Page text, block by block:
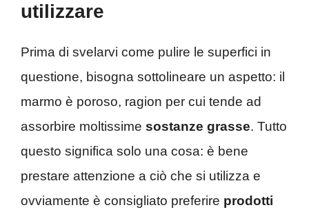
utilizzare
Prima di svelarvi come pulire le superfici in
questione, bisogna sottolineare un aspetto: il
marmo è poroso, ragion per cui tende ad
assorbire moltissime sostanze grasse. Tutto
questo significa solo una cosa: è bene
prestare attenzione a ciò che si utilizza e
ovviamente è consigliato preferire prodotti